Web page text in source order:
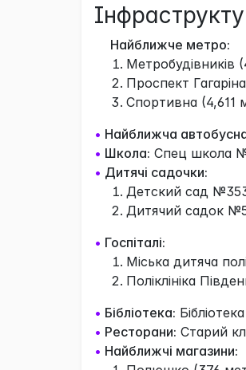
Найближче метро:
Метробудівників
Проспект
Спортивна (4,611
• Найближча
• Школа: Спец школа
• Дитячі садочки:
Детский сад
Дитячий садок
• Госпіталі:
Міська дитяча
Поліклініка
• Бібліотека:
• Ресторани: Старий
• Найближчі магазини: